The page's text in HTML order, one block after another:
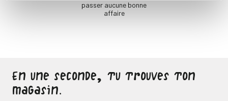
passer aucune bonne
affaire
En une seconde, tu trouves ton
magasin.